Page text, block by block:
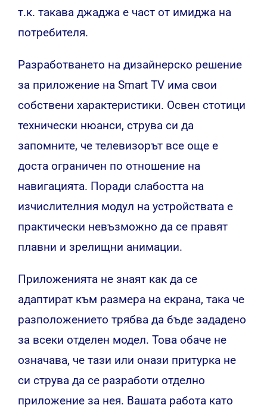
т.к. такава джаджа е част от имиджа на
потребителя.
Разработването на дизайнерско решение
за приложение на Smart TV има свои
собствени характеристики. Освен стотици
технически нюанси, струва си да
запомните, че телевизорът все още е
доста ограничен по отношение на
навигацията. Поради слабостта на
изчислителния модул на устройствата е
практически невъзможно да се правят
плавни и зрелищни анимации.
Приложенията не знаят как да се
адаптират към размера на екрана, така че
разположението трябва да бъде зададено
за всеки отделен модел. Това обаче не
означава, че тази или онази притурка не
си струва да се разработи отделно
приложение за нея. Вашата работа като